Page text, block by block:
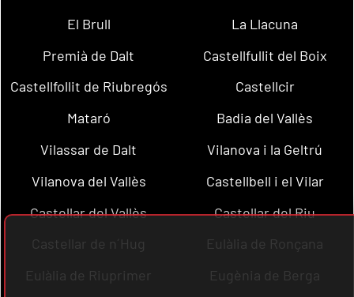
El Brull
La Llacuna
Premià de Dalt
Castellfullit del Boix
Castellfollit de Riubregós
Castellcir
Mataró
Badia del Vallès
Vilassar de Dalt
Vilanova i la Geltrú
Vilanova del Vallès
Castellbell i el Vilar
Castellar del Vallès
Castellar del Riu
Castellar de n´Hug
Eulàlia de Ronçana
Eulàlia de Riuprimer
Eugènia de Berga